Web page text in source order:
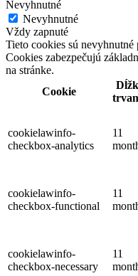
Nevyhnutné
Nevyhnutné
Vždy zapnuté
Tieto cookies sú
Cookies zabezpečujú
na stránke.
Cookie
cookielawinfo-
checkbox-analytics
11
cookielawinfo-
checkbox-functional
11
cookielawinfo-
checkbox-necessary
11